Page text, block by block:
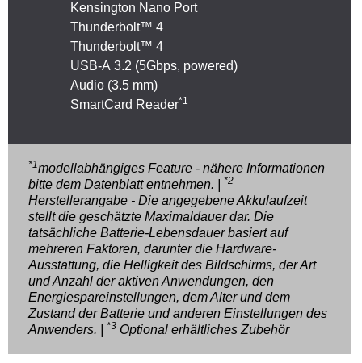
Kensington Nano Port
Thunderbolt™ 4
Thunderbolt™ 4
USB-A 3.2 (5Gbps, powered)
Audio (3.5 mm)
SmartCard Reader*1
*1modellabhängiges Feature - nähere Informationen
bitte demDatenblattentnehmen. | *2
Herstellerangabe - Die angegebene Akkulaufzeit
stellt die geschätzte Maximaldauer dar. Die
tatsächliche Batterie-Lebensdauer basiert auf
mehreren Faktoren, darunter die Hardware-
Ausstattung, die Helligkeit des Bildschirms, der Art
und Anzahl der aktiven Anwendungen, den
Energiespareinstellungen, dem Alter und dem
Zustand der Batterie und anderen Einstellungen des
Anwenders. |
*3 Optional erhältliches Zubehör